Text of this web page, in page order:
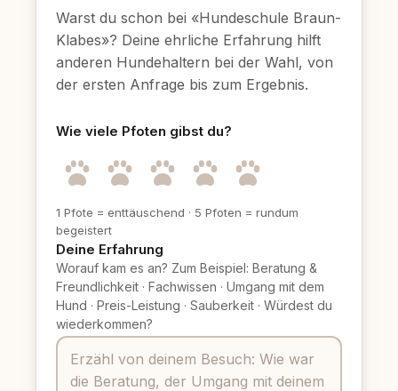
Warst du schon bei «Hundeschule Braun-
Klabes»? Deine ehrliche Erfahrung hilft
anderen Hundehaltern bei der Wahl, von
der ersten Anfrage bis zum Ergebnis.
Wie viele Pfoten gibst du?
1 Pfote = enttäuschend · 5 Pfoten = rundum
begeistert
Deine Erfahrung
Worauf kam es an? Zum Beispiel: Beratung &
Freundlichkeit · Fachwissen · Umgang mit dem
Hund · Preis-Leistung · Sauberkeit · Würdest du
wiederkommen?